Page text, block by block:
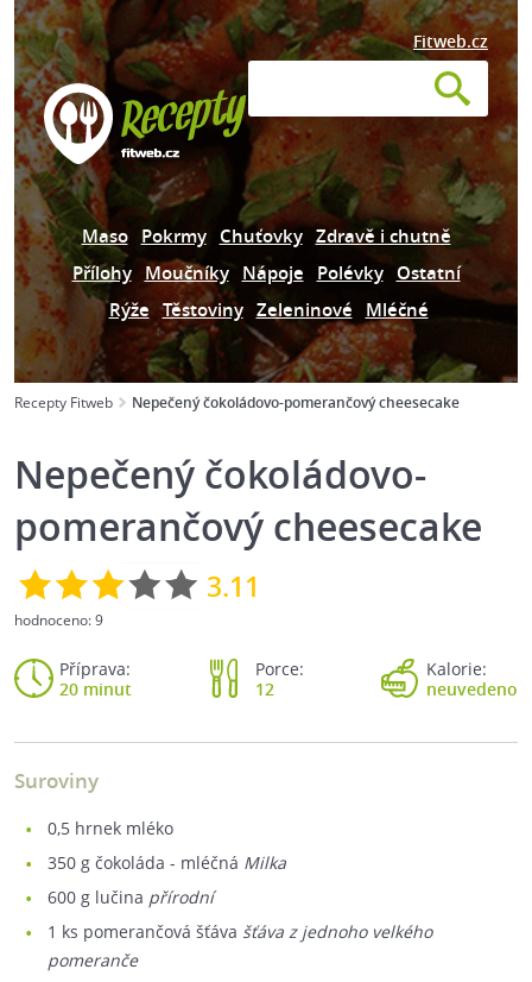
Fitweb.cz
Maso Pokrmy Chuťovky Zdravě i chutně
Přílohy Moučníky Nápoje Polévky Ostatní
Rýže Těstoviny Zeleninové Mléčné
Recepty Fitweb Nepečený čokoládovo-pomerančový cheesecake
Nepečený čokoládovo-
pomerančový cheesecake
3.11
hodnoceno:9
Příprava:
20 minut
Porce:
12
Kalorie:
neuvedeno
Suroviny
0,5 hrnek mléko
350 g čokoláda - mléčná Milka
600 g lučina přírodní
1 ks pomerančová šťáva šťáva z jednoho velkého
pomeranče